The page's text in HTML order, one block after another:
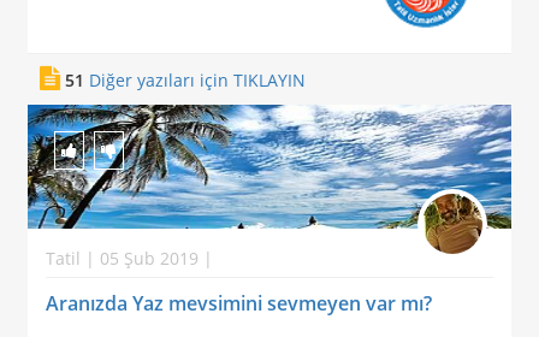
51 Diğer yazıları için TIKLAYIN
Tatil | 05 Şub 2019 |
Aranızda Yaz mevsimini sevmeyen var mı?